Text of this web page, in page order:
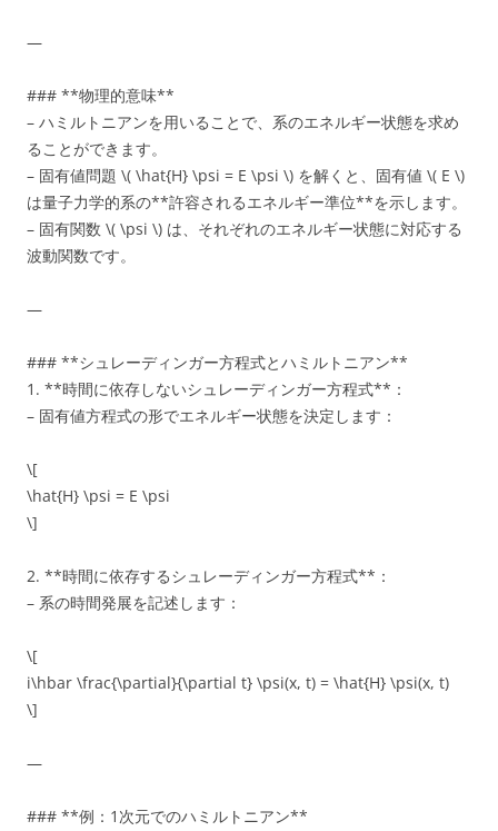
—
### **物理的意味**
– ハミルトニアンを用いることで、系のエネルギー状態を求め
ることができます。
– 固有値問題 \( \hat{H} \psi = E \psi \) を解くと、固有値 \( E \)
は量子力学的系の**許容されるエネルギー準位**を示します。
– 固有関数 \( \psi \) は、それぞれのエネルギー状態に対応する
波動関数です。
—
### **シュレーディンガー方程式とハミルトニアン**
1. **時間に依存しないシュレーディンガー方程式**：
– 固有値方程式の形でエネルギー状態を決定します：
\[
\hat{H} \psi = E \psi
\]
2. **時間に依存するシュレーディンガー方程式**：
– 系の時間発展を記述します：
\[
i\hbar \frac{\partial}{\partial t} \psi(x, t) = \hat{H} \psi(x, t)
\]
—
### **例：1次元でのハミルトニアン**